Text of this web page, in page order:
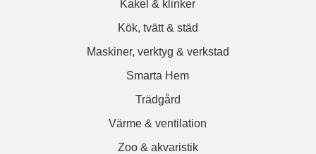
Kakel & klinker
Kök, tvätt & städ
Maskiner, verktyg & verkstad
Smarta Hem
Trädgård
Värme & ventilation
Zoo & akvaristik